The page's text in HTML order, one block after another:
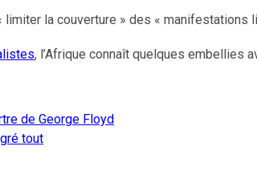
la couverture » des « manifestations
, l’Afrique connaît quelques embellies
de George Floyd
tout